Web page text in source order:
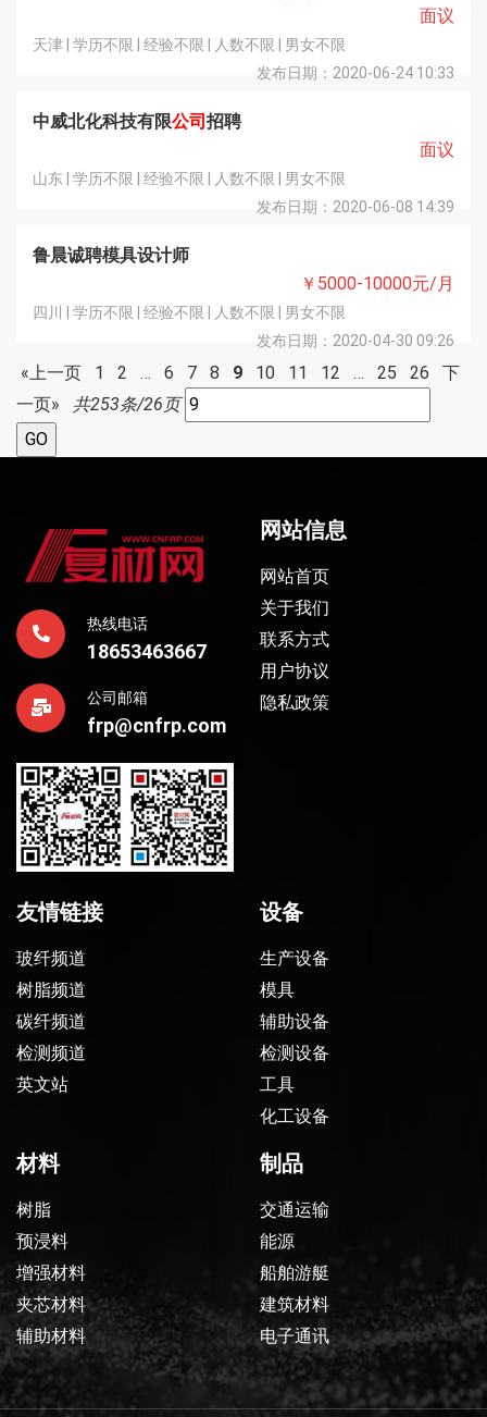
面议
天津 | 学历不限 | 经验不限 | 人数不限 | 男女不限
发布日期：2020-06-24 10:33
中威北化科技有限公司招聘
面议
山东 | 学历不限 | 经验不限 | 人数不限 | 男女不限
发布日期：2020-06-08 14:39
鲁晨诚聘模具设计师
￥5000-10000元/月
四川 | 学历不限 | 经验不限 | 人数不限 | 男女不限
发布日期：2020-04-30 09:26
«上一页 1 2 … 6 7 8 9 10 11 12 … 25 26
下
一页»
共253条/26页
热线电话
18653463667
公司邮箱
frp@cnfrp.com
网站信息
网站首页
关于我们
联系方式
用户协议
隐私政策
友情链接
玻纤频道
树脂频道
碳纤频道
检测频道
英文站
设备
生产设备
模具
辅助设备
检测设备
工具
化工设备
材料
树脂
预浸料
增强材料
夹芯材料
辅助材料
制品
交通运输
能源
船舶游艇
建筑材料
电子通讯